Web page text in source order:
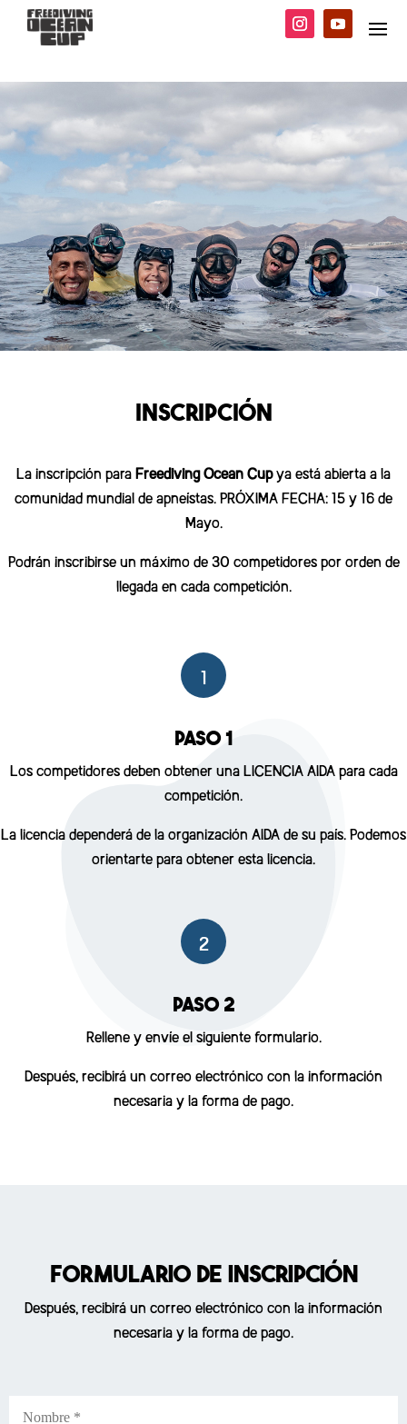
INSCRIPCIÓN
La inscripción paraFreediving Ocean Cupya está abierta a la
comunidad mundial de apneístas. PRÓXIMA FECHA: 15 y 16 de
Mayo.
Podrán inscribirse un máximo de 30 competidores por orden de
llegada en cada competición.
1
PASO 1
Los competidores deben obtener una LICENCIA AIDA para cada
competición.
La licencia dependerá de la organización AIDA de su país. Podemos
orientarte para obtener esta licencia.
2
PASO 2
Rellene y envíe el siguiente formulario.
Después, recibirá un correo electrónico con la información
necesaria y la forma de pago.
Formulario de inscripción
Después, recibirá un correo electrónico con la información
necesaria y la forma de pago.